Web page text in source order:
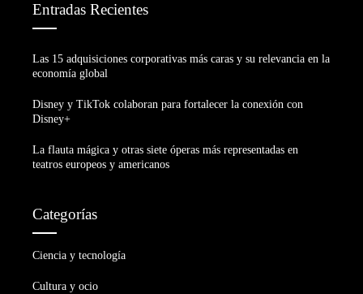
Entradas Recientes
Las 15 adquisiciones corporativas más caras y su relevancia en la
economía global
Disney y TikTok colaboran para fortalecer la conexión con
Disney+
La flauta mágica y otras siete óperas más representadas en
teatros europeos y americanos
Categorías
Ciencia y tecnología
Cultura y ocio